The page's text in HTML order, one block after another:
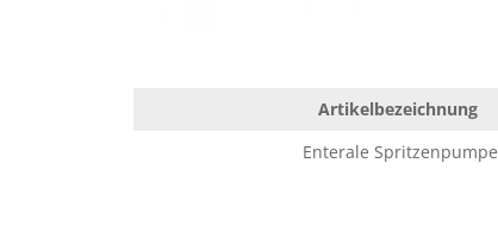
Artikelbezeichnung
Enterale Spritzenpumpe